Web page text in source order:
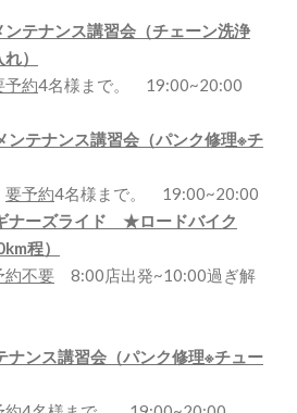
ンテナンス講習会（チェーン洗浄
）
予約4名様まで。 19:00~20:00
ンテナンス講習会（パンク修理※チ
要予約4名様まで。 19:00~20:00
ナーズライド ★ロードバイク
程）
約不要 8:00店出発~10:00過ぎ解
ナンス講習会（パンク修理※チュー